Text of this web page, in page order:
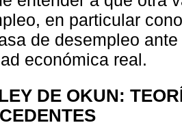
en particular
de desempleo
económica real.
DE OKUN: